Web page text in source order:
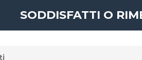
SODDISFATTI O